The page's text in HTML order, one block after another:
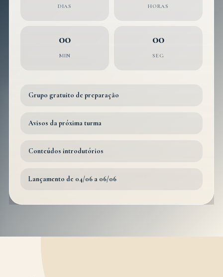
DIAS HORAS
00
MIN
00
SEG
Grupo gratuito de preparação
Avisos da próxima turma
Conteúdos introdutórios
Lançamento de 04/06 a 06/06